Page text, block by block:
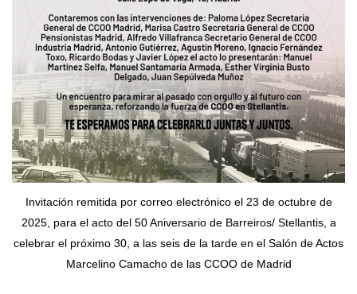
Invitación remitida por correo electrónico el 23 de octubre de
2025, para el acto del 50 Aniversario de Barreiros/ Stellantis, a
celebrar el próximo 30, a las seis de la tarde en el Salón de Actos
Marcelino Camacho de las CCOO de Madrid